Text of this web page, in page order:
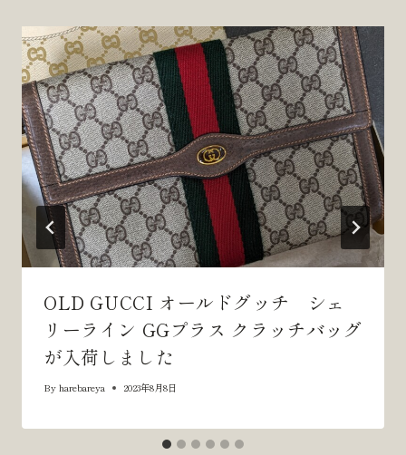
ー
シ
ョ
ン
OLD GUCCI オールドグッチ シェ
リーライン GGプラス クラッチバッグ
が入荷しました
By harebareya 2023年8月8日